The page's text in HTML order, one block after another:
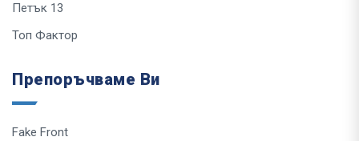
Петък 13
Топ Фактор
Препоръчваме Ви
Fake Front